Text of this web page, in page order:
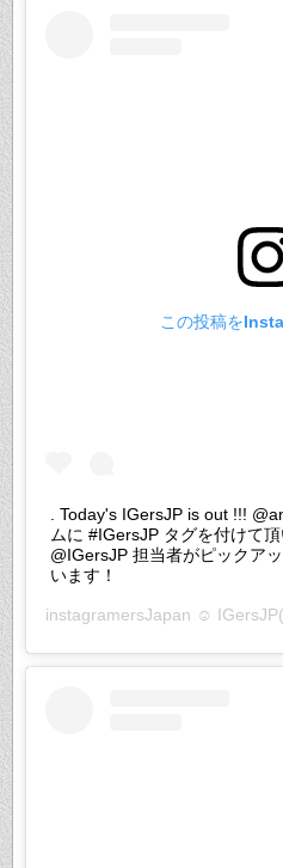
この投稿を
. Today's IGersJP is out !!!
ムに #IGersJP タグを付けて
@IGersJP 担当者がピックア
います！
instagramersJapan ☺︎ IGersJP